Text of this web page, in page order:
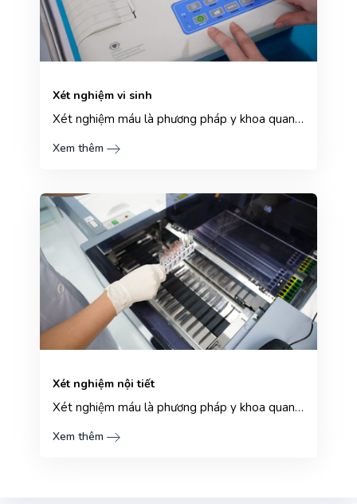
Xét nghiệm vi sinh
Xét nghiệm máu là phương pháp y khoa quan trọng giúp cho bác sĩ có thể phát hiện các dấu hiệu bất th...
Xem thêm
Xét nghiệm nội tiết
Xét nghiệm máu là phương pháp y khoa quan trọng giúp cho bác sĩ có thể phát hiện các dấu hiệu bất th...
Xem thêm